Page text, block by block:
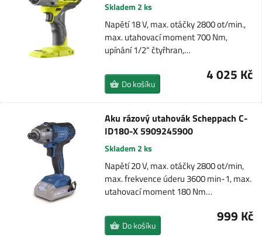
Skladem 2 ks
Napětí 18 V, max. otáčky 2800 ot/min.,
max. utahovací moment 700 Nm,
upínání 1/2" čtyřhran,…
4 025 Kč
Do košíku
Aku rázový utahovák Scheppach C-
ID180-X 5909245900
Skladem 2 ks
Napětí 20 V, max. otáčky 2800 ot/min,
max. frekvence úderu 3600 min-1, max.
utahovací moment 180 Nm…
999 Kč
Do košíku